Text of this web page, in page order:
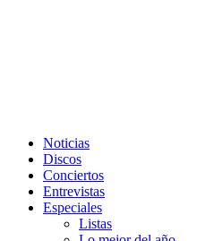
Noticias
Discos
Conciertos
Entrevistas
Especiales
Listas